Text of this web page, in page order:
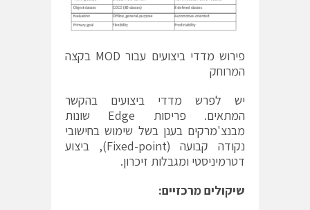
פירוש מדדי ביצועים עבור MOD בקצה
המרוחק
יש לפרש מדדי ביצועים בהקשר
המתאים. פריסות Edge שונות
מבנצ'מרקים בענן בשל שימוש בחישובי
נקודה קבועה (Fixed-point), ביצוע
דטרמיניסטי ומגבלות זיכרון.
שיקולים מרכזיים: